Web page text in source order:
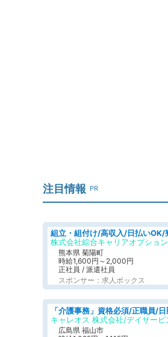
注目情報 PR
株式会社綜合キャリアオプション
熊本県 菊陽町
時給1,600円～2,000円
正社員 / 派遣社員
スポンサー：求人ボックス
広島県 福山市